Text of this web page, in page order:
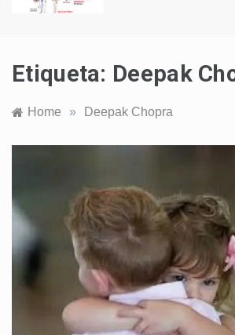
Etiqueta: Deepak
Home » Deepak Chopra